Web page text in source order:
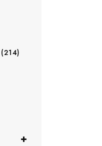
(214)